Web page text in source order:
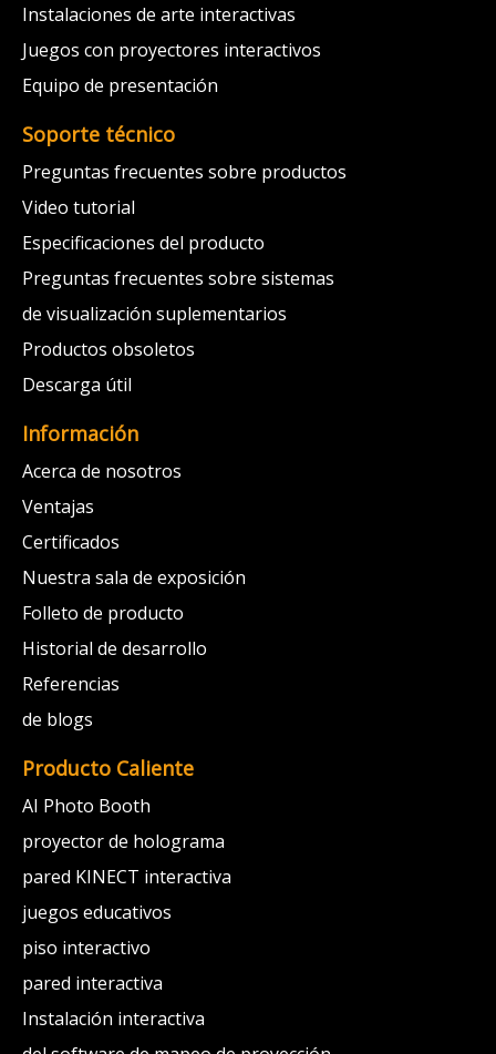
Instalaciones de arte interactivas
Juegos con proyectores interactivos
Equipo de presentación
Soporte técnico
Preguntas frecuentes sobre productos
Video tutorial
Especificaciones del producto
Preguntas frecuentes sobre sistemas
de visualización suplementarios
Productos obsoletos
Descarga útil
Información
Acerca de nosotros
Ventajas
Certificados
Nuestra sala de exposición
Folleto de producto
Historial de desarrollo
Referencias
de blogs
Producto Caliente
AI Photo Booth
proyector de holograma
pared KINECT interactiva
juegos educativos
piso interactivo
pared interactiva
Instalación interactiva